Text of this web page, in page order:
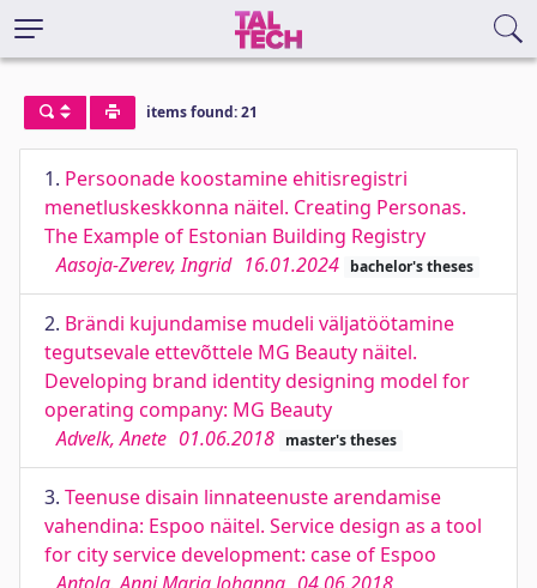
items found: 21
1. Persoonade koostamine ehitisregistri
menetluskeskkonna näitel. Creating Personas.
The Example of Estonian Building Registry
Aasoja-Zverev, Ingrid 16.01.2024 bachelor's theses
2. Brändi kujundamise mudeli väljatöötamine
tegutsevale ettevõttele MG Beauty näitel.
Developing brand identity designing model for
operating company: MG Beauty
Advelk, Anete 01.06.2018 master's theses
3. Teenuse disain linnateenuste arendamise
vahendina: Espoo näitel. Service design as a tool
for city service development: case of Espoo